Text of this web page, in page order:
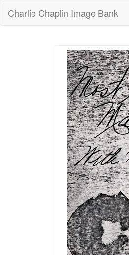
Charlie Chaplin Image Bank